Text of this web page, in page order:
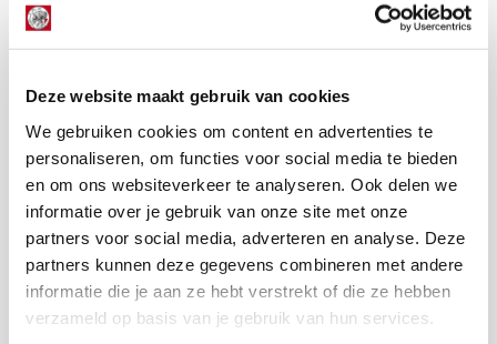
Deze website maakt gebruik van cookies
We gebruiken cookies om content en advertenties te
personaliseren, om functies voor social media te bieden
en om ons websiteverkeer te analyseren. Ook delen we
informatie over je gebruik van onze site met onze
partners voor social media, adverteren en analyse. Deze
partners kunnen deze gegevens combineren met andere
informatie die je aan ze hebt verstrekt of die ze hebben
verzameld op basis van je gebruik van hun services.
Afijn, wil je dat hele gesprek eens terugkijken? Dat kan
hier. Gratis tip!
AANBEVOLEN
Schreuder grijpt eervol
hoofdtrainerschap bij Ajax met
beide handen aan
De Redactie
Bekijk alle berichten van De Redactie